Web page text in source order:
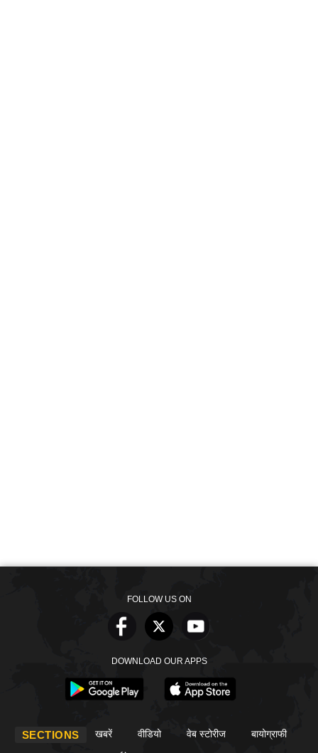
FOLLOW US ON
DOWNLOAD OUR APPS
SECTIONS खबरें वीडियो वेब स्टोरीज बायोग्राफी